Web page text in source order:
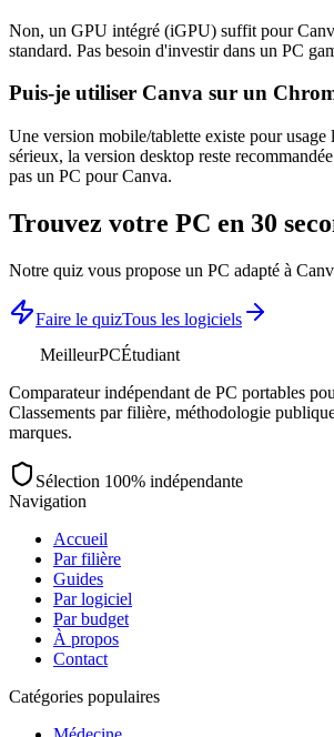
Non, un GPU intégré (iGPU) suffit pour
standard. Pas besoin d'investir dans un PC
Puis-je utiliser Canva sur un
Une version mobile/tablette existe pour usage
sérieux, la version desktop reste
pas un PC pourCanva.
Trouvez votre PC en 30
Notre quiz vous propose un PC adapté à
Faire le quizTous les logiciels
MeilleurPCÉtudiant
Comparateur indépendant de PC portables
Classements par filière, méthodologie
marques.
Sélection 100% indépendante
Navigation
Accueil
Par filière
Guides
Par logiciel
Par budget
À propos
Contact
Catégories populaires